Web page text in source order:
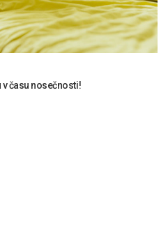
v času nosečnosti!